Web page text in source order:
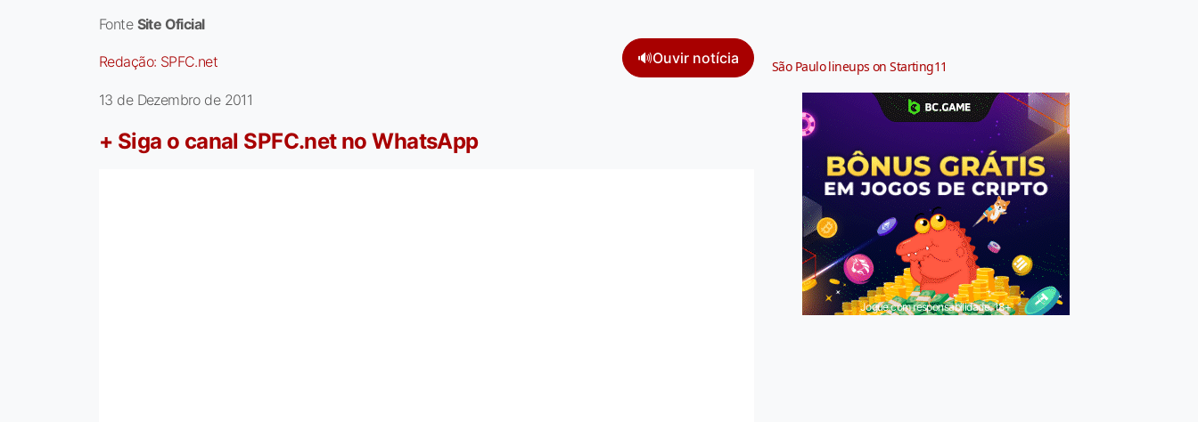
Fonte Site Oficial
Redação: SPFC.net 🔊Ouvir notícia
13 de Dezembro de 2011
+ Siga o canal SPFC.net no WhatsApp
São Paulo lineups on Starting11
Jogue com responsabilidade. 18+